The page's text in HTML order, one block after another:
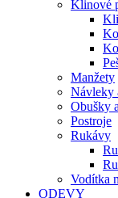
Klinové
Manžety
Návleky
Obušky
Postroje
Rukávy
Vodítka
ODEVY